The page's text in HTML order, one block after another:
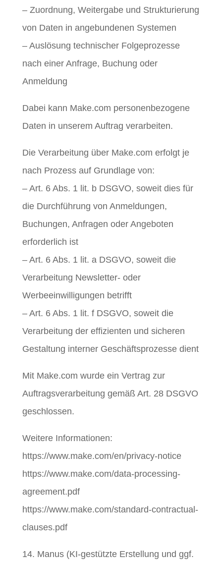
– Zuordnung, Weitergabe und Strukturierung
von Daten in angebundenen Systemen
– Auslösung technischer Folgeprozesse
nach einer Anfrage, Buchung oder
Anmeldung
Dabei kann Make.com personenbezogene
Daten in unserem Auftrag verarbeiten.
Die Verarbeitung über Make.com erfolgt je
nach Prozess auf Grundlage von:
– Art. 6 Abs. 1 lit. b DSGVO, soweit dies für
die Durchführung von Anmeldungen,
Buchungen, Anfragen oder Angeboten
erforderlich ist
– Art. 6 Abs. 1 lit. a DSGVO, soweit die
Verarbeitung Newsletter- oder
Werbeeinwilligungen betrifft
– Art. 6 Abs. 1 lit. f DSGVO, soweit die
Verarbeitung der effizienten und sicheren
Gestaltung interner Geschäftsprozesse dient
Mit Make.com wurde ein Vertrag zur
Auftragsverarbeitung gemäß Art. 28 DSGVO
geschlossen.
Weitere Informationen:
https://www.make.com/en/privacy-notice
https://www.make.com/data-processing-
agreement.pdf
https://www.make.com/standard-contractual-
clauses.pdf
14. Manus (KI-gestützte Erstellung und ggf.